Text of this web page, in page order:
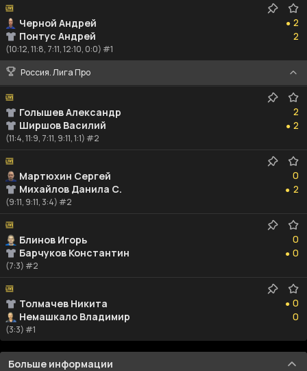
Черной Андрей
Понтус Андрей
●
2
2
2
2
(10:12, 11:8, 7:11, 12:10, 0:0) #1
Россия. Лига Про
Голышев Александр
Ширшов Василий
2
2
●
2
2
(11:4, 11:9, 7:11, 9:11, 1:1) #2
Мартюхин Сергей
Михайлов Данила С.
0
0
●
2
2
(9:11, 9:11, 3:4) #2
Блинов Игорь
Барчуков Константин
0
0
●
0
0
(7:3) #2
Толмачев Никита
Немашкало Владимир
●
0
0
0
0
(3:3) #1
Больше информации